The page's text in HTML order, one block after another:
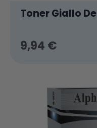
Toner Giallo
9,94 €